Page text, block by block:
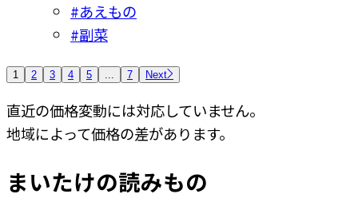
#あえもの
#副菜
1 2 3 4 5 ... 7 Next
直近の価格変動には対応していません。
地域によって価格の差があります。
まいたけの読みもの